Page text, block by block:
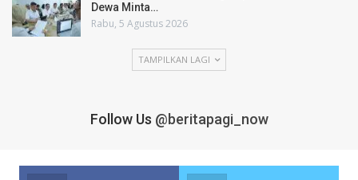
Dewa Minta…
Rabu, 5 Agustus 2026
TAMPILKAN LAGI
Follow Us @beritapagi_now